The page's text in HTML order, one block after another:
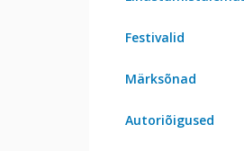
Festivalid
Märksõnad
Autoriõigused